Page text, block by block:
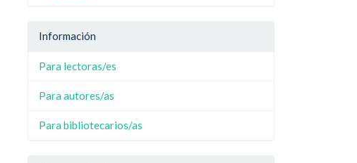
Información
Para lectoras/es
Para autores/as
Para bibliotecarios/as